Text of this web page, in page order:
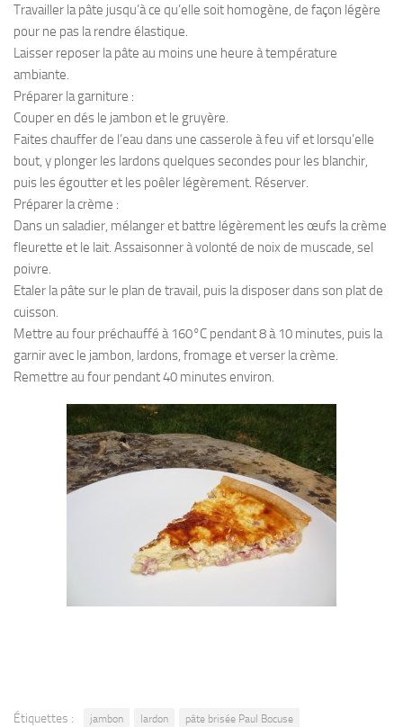
Travailler la pâte jusqu’à ce qu’elle soit homogène, de façon légère
pour ne pas la rendre élastique.
Laisser reposer la pâte au moins une heure à température
ambiante.
Préparer la garniture :
Couper en dés le jambon et le gruyère.
Faites chauffer de l’eau dans une casserole à feu vif et lorsqu’elle
bout, y plonger les lardons quelques secondes pour les blanchir,
puis les égoutter et les poêler légèrement. Réserver.
Préparer la crème :
Dans un saladier, mélanger et battre légèrement les œufs la crème
fleurette et le lait. Assaisonner à volonté de noix de muscade, sel
poivre.
Etaler la pâte sur le plan de travail, puis la disposer dans son plat de
cuisson.
Mettre au four préchauffé à 160°C pendant 8 à 10 minutes, puis la
garnir avec le jambon, lardons, fromage et verser la crème.
Remettre au four pendant 40 minutes environ.
Étiquettes : jambon lardon pâte brisée Paul Bocuse